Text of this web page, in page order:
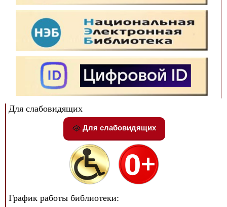
Для слабовидящих
Для слабовидящих
График работы библиотеки: